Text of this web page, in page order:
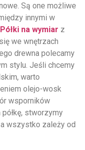
Są one możliwe
innymi w
Półki na wymiar z
we wnętrzach
drewna polecamy
stylu. Jeśli chcemy
warto
olejo-wosk
wsporników
stworzymy
wszystko zależy od